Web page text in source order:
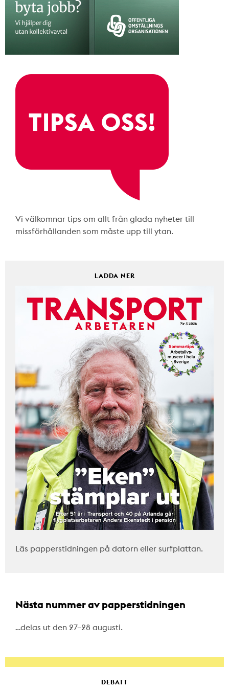
Vi välkomnar tips om allt från glada nyheter till
missförhållanden som måste upp till ytan.
LADDA NER
Läs papperstidningen på datorn eller surfplattan.
Nästa nummer av papperstidningen
…delas ut den 27–28 augusti.
DEBATT